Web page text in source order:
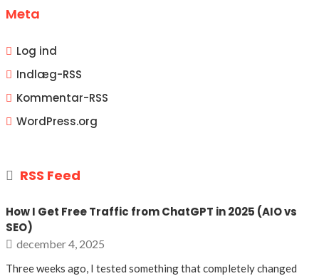
Meta
Log ind
Indlæg-RSS
Kommentar-RSS
WordPress.org
RSS Feed
How I Get Free Traffic from ChatGPT in 2025 (AIO vs
SEO)
december 4, 2025
Three weeks ago, I tested something that completely changed